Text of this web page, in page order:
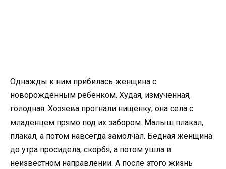
Однажды к ним прибилась женщина с
новорожденным ребенком. Худая, измученная,
голодная. Хозяева прогнали нищенку, она села с
младенцем прямо под их забором. Малыш плакал,
плакал, а потом навсегда замолчал. Бедная женщина
до утра просидела, скорбя, а потом ушла в
неизвестном направлении. А после этого жизнь